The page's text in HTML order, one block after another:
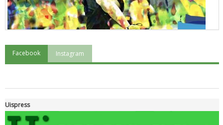
"Superare gli ostacoli": la relazione di Tiziano Pesce al CN Uisp
Facebook Instagram
Uispress